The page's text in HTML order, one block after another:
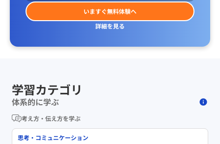
いますぐ無料体験へ
詳細を見る
学習カテゴリ
体系的に学ぶ
考え方・伝え方を学ぶ
思考・コミュニケーション